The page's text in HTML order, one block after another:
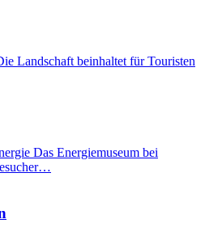
Landschaft beinhaltet für Touristen
Das Energiemuseum bei